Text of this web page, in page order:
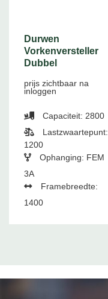
Durwen
Vorkenversteller
Dubbel
prijs zichtbaar na
inloggen
Capaciteit: 2800
Lastzwaartepunt:
1200
Ophanging: FEM
3A
Framebreedte:
1400